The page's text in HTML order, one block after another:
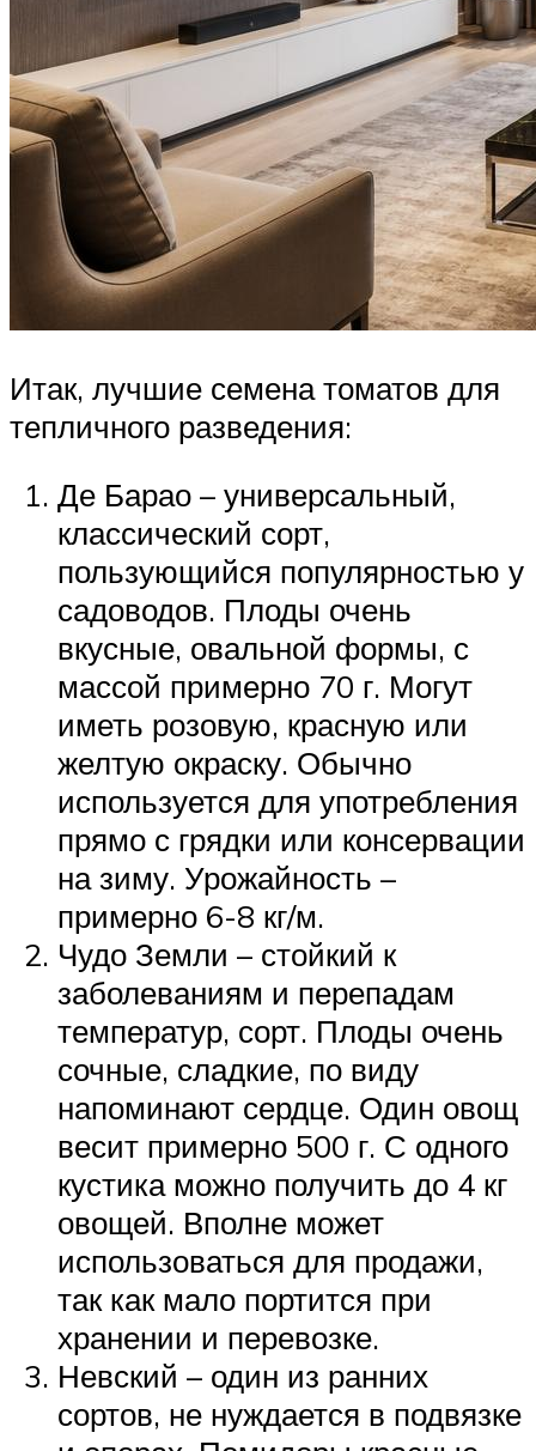
Итак, лучшие семена томатов для
тепличного разведения:
Де Барао – универсальный,
классический сорт,
пользующийся популярностью у
садоводов. Плоды очень
вкусные, овальной формы, с
массой примерно 70 г. Могут
иметь розовую, красную или
желтую окраску. Обычно
используется для употребления
прямо с грядки или консервации
на зиму. Урожайность –
примерно 6-8 кг/м.
Чудо Земли – стойкий к
заболеваниям и перепадам
температур, сорт. Плоды очень
сочные, сладкие, по виду
напоминают сердце. Один овощ
весит примерно 500 г. С одного
кустика можно получить до 4 кг
овощей. Вполне может
использоваться для продажи,
так как мало портится при
хранении и перевозке.
Невский – один из ранних
сортов, не нуждается в подвязке